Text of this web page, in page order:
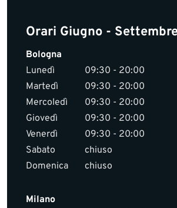
Orari Giugno -
Bologna
Lunedì
09:30 - 20:00
Martedì
09:30 - 20:00
Mercoledì
09:30 - 20:00
Giovedì
09:30 - 20:00
Venerdì
09:30 - 20:00
Sabato
chiuso
Domenica
chiuso
Milano